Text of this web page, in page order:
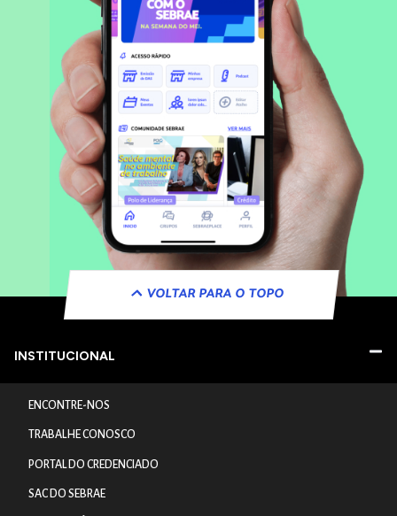
VOLTAR PARA O TOPO
INSTITUCIONAL
ENCONTRE-NOS
TRABALHE CONOSCO
PORTAL DO CREDENCIADO
SAC DO SEBRAE